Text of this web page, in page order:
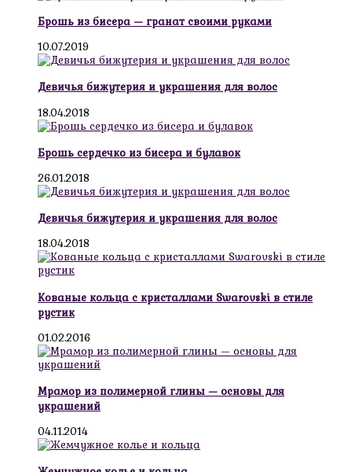
Брошь из бисера — гранат своими руками
10.07.2019
Девичья бижутерия и украшения для волос
18.04.2018
Брошь сердечко из бисера и булавок
26.01.2018
Девичья бижутерия и украшения для волос
18.04.2018
Кованые кольца с кристаллами Swarovski в стиле
рустик
01.02.2016
Мрамор из полимерной глины — основы для
украшений
04.11.2014